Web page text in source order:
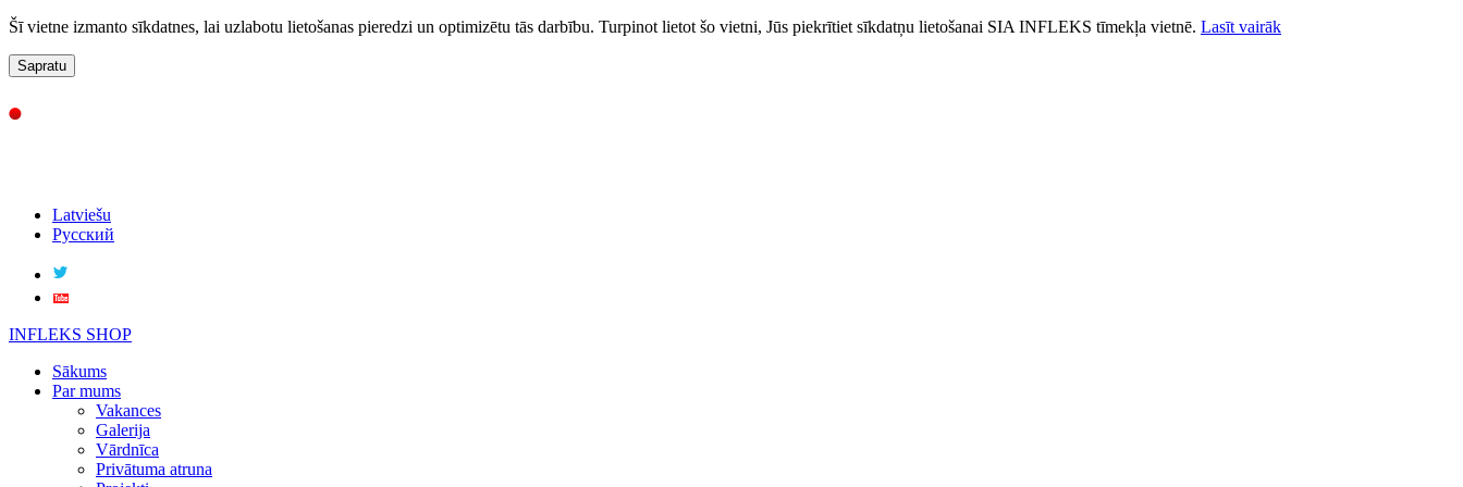
Šī vietne izmanto sīkdatnes, lai uzlabotu lietošanas pieredzi un optimizētu tās darbību. Turpinot lietot šo vietni, Jūs piekrītiet sīkdatņu lietošanai SIA INFLEKS tīmekļa vietnē. Lasīt vairāk
Sapratu
Latviešu
Русский
INFLEKS SHOP
Sākums
Par mums
Vakances
Galerija
Vārdnīca
Privātuma atruna